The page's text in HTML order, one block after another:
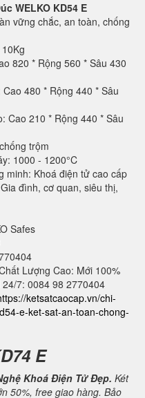
WELKO KD54 E
vững chắc, an toàn, chống
820 * Rộng 560 * Sâu 430
480 * Rộng 440 * Sâu
Cao 210 * Rộng 440 * Sâu
trộm
1000 - 1200°C
minh: Khoá điện tử cao cấp
đình, cơ quan, siêu thị,
Safes
Lượng Cao: Mới 100%
7: 0084 98 2770404
ketsatcaocap.vn/chi-
e-ket-sat-an-toan-chong-
E
Khoá Điện Tử Đẹp. Két
50%, free giao hàng. Bảo